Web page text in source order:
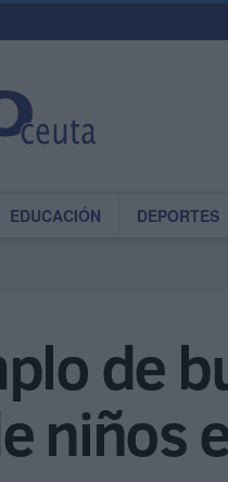
EDUCACIÓN DEPORTES
de
niños